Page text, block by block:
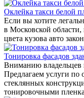
Оклейка такси белой
Если вы хотите
в Московской области,
цвета кузова авто
Тонировка фасадов
Вниманию
Предлагаем услуги по
стеклянных
тонировочными